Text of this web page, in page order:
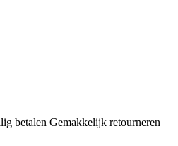
betalen Gemakkelijk retourneren